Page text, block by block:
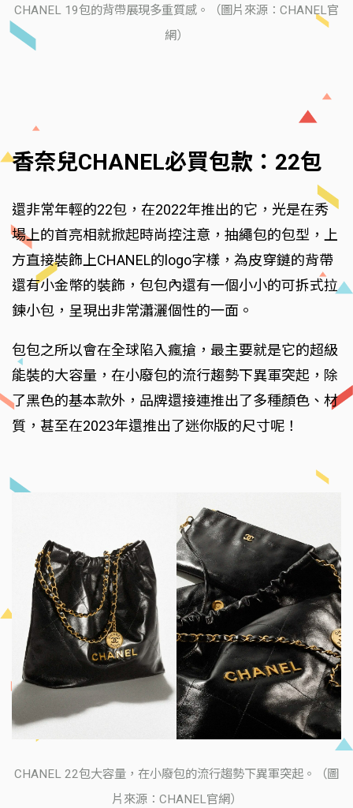
CHANEL 19包的背帶展現多重質感。（圖片來源：CHANEL官
網）
香奈兒CHANEL必買包款：22包
還非常年輕的22包，在2022年推出的它，光是在秀
場上的首亮相就掀起時尚控注意，抽繩包的包型，上
方直接裝飾上CHANEL的logo字樣，為皮穿鏈的背帶
還有小金幣的裝飾，包包內還有一個小小的可拆式拉
鍊小包，呈現出非常瀟灑個性的一面。
包包之所以會在全球陷入瘋搶，最主要就是它的超級
能裝的大容量，在小廢包的流行趨勢下異軍突起，除
了黑色的基本款外，品牌還接連推出了多種顏色、材
質，甚至在2023年還推出了迷你版的尺寸呢！
CHANEL 22包大容量，在小廢包的流行趨勢下異軍突起。（圖
片來源：CHANEL官網）